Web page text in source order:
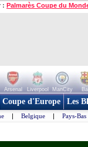
: Palmarès Coupe du
Arsenal Liverpool ManCity
Coupe d'Europe Les
| Belgique | Pays-Bas